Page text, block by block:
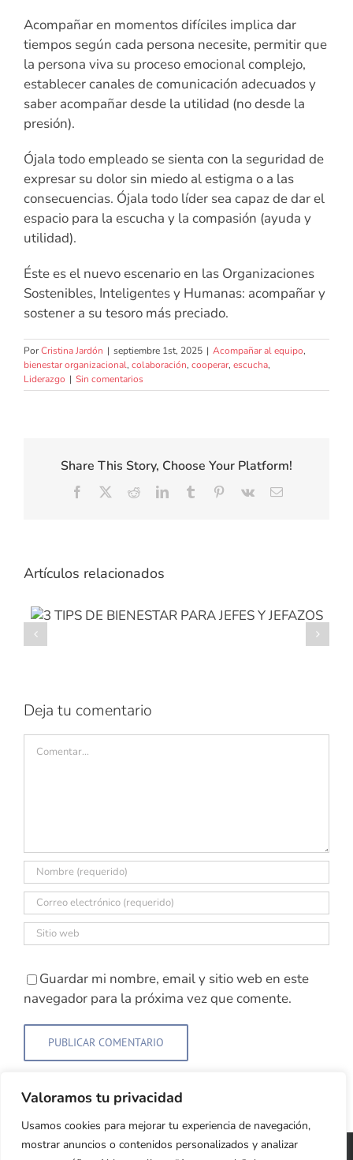
Valoramos tu privacidad
Usamos cookies para mejorar tu experiencia de navegación,
mostrar anuncios o contenidos personalizados y analizar
Acompañar en momentos difíciles implica dar
tiempos según cada persona necesite, permitir que
la persona viva su proceso emocional complejo,
establecer canales de comunicación adecuados y
saber acompañar desde la utilidad (no desde la
presión).
Ójala todo empleado se sienta con la seguridad de
expresar su dolor sin miedo al estigma o a las
consecuencias. Ójala todo líder sea capaz de dar el
espacio para la escucha y la compasión (ayuda y
utilidad).
Éste es el nuevo escenario en las Organizaciones
Sostenibles, Inteligentes y Humanas: acompañar y
sostener a su tesoro más preciado.
PorCristina Jardón | septiembre 1st, 2025 | Acompañar al equipo,
bienestar organizacional, colaboración, cooperar, escucha,
Liderazgo | Sin comentarios
Share This Story, Choose Your Platform!
Facebook RedditLinkedInTumblr Pinterest
Vk
Correo
Artículos relacionados
CUANDO EL ENTORNO LABORAL
Deja tu comentario
Comentar
Guardar mi nombre, email y sitio web en este
navegador para la próxima vez que comente.
Copyright 2026 Cristina Jardón | Web Diseñada y